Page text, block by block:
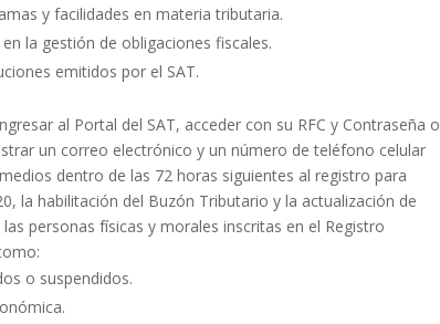
y facilidades en materia tributaria.
la gestión de obligaciones fiscales.
emitidos por el SAT.
al Portal del SAT, acceder con su RFC y Contraseña o
un correo electrónico y un número de teléfono celular
dentro de las 72 horas siguientes al registro para
la habilitación del Buzón Tributario y la actualización de
personas físicas y morales inscritas en el Registro
o suspendidos.